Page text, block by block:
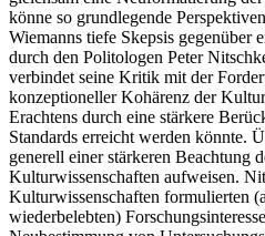
könne so grundlegende
Wiemanns tiefe Skepsis
durch den Politologen Peter
verbindet seine Kritik mit der
konzeptioneller Kohärenz der
Erachtens durch eine stärkere
Standards erreicht werden könnte.
generell einer stärkeren Beachtung
Kulturwissenschaften aufweisen.
Kulturwissenschaften formulierten
wiederbelebten)